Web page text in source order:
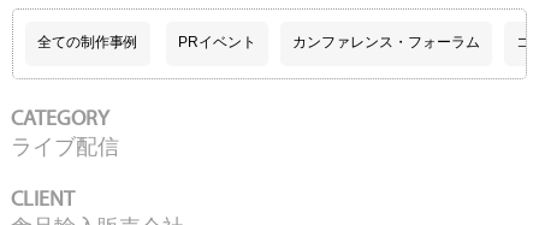
全ての制作事例 PRイベント カンファレンス・フォーラム コ
CATEGORY
ライブ配信
CLIENT